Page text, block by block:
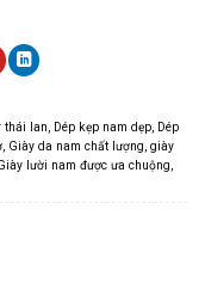
thái lan, Dép kẹp nam dẹp, Dép
, Giày da nam chất lượng, giày
lười nam được ưa chuộng,